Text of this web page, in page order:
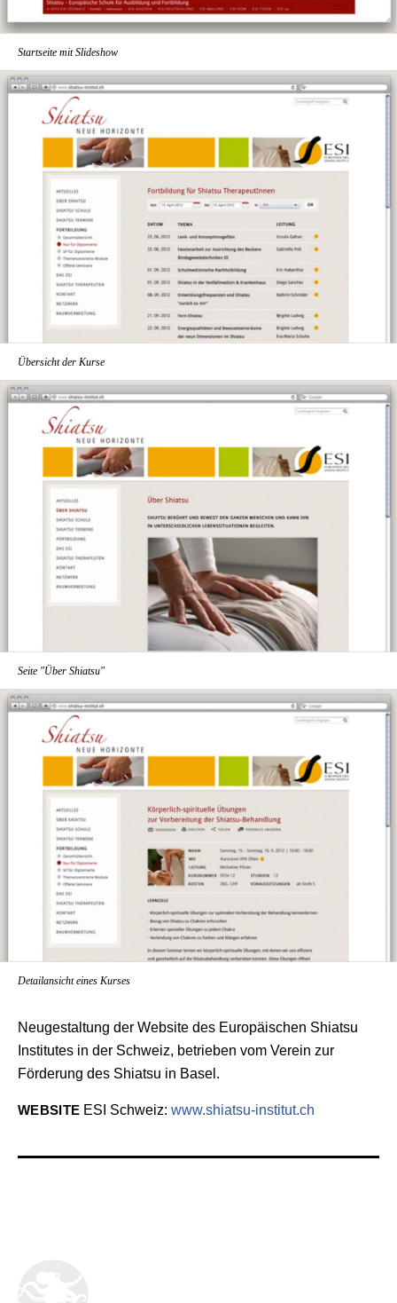
Startseite mit Slideshow
Übersicht der Kurse
Seite "Über Shiatsu"
Detailansicht eines Kurses
Neugestaltung der Website des Europäischen Shiatsu
Institutes in der Schweiz, betrieben vom Verein zur
Förderung des Shiatsu in Basel.
WEBSITE ESI Schweiz:www.shiatsu-institut.ch